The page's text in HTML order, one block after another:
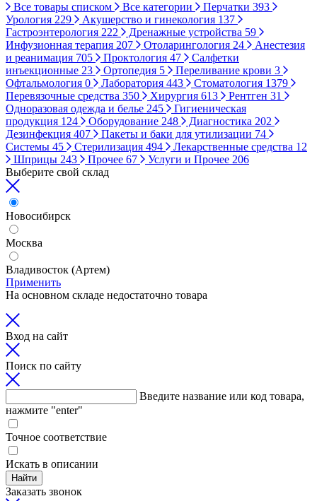
Все товары списком Все категории Перчатки 393
Урология 229 Акушерство и гинекология 137
Гастроэнтерология 222 Дренажные устройства 59
Инфузионная терапия 207 Отоларингология 24
Анестезия
и реанимация 705 Проктология 47
Салфетки
инъекционные 23 Ортопедия 5 Переливание крови 3
Офтальмология 0 Лаборатория 443 Стоматология 1379
Перевязочные средства 350 Хирургия 613 Рентген 31
Одноразовая одежда и белье 245
Гигиеническая
продукция 124 Оборудование 248 Диагностика 202
Дезинфекция 407 Пакеты и баки для утилизации 74
Системы 45 Стерилизация 494 Лекарственные средства 12
Шприцы 243 Прочее 67 Услуги и Прочее 206
Выберите свой склад
Новосибирск
Москва
Владивосток (Артем)
Применить
На основном складе недостаточно товара
Вход на сайт
Поиск по сайту
Введите название или код товара,
нажмите "enter"
Точное соответствие
Искать в описании
Найти
Заказать звонок